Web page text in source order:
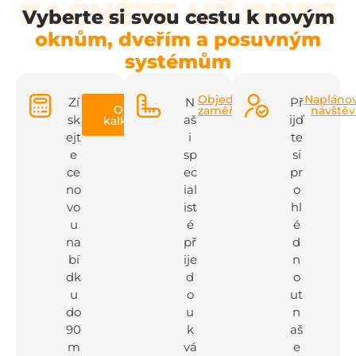
ZAČNĚTE UŽ DNES
Vyberte si svou cestu k novým
oknům, dveřím a posuvným
systémům
Zí
sk
ejt
e
ce
no
vo
u
na
bí
dk
u
do
90
m
Online
kalkulačka
N
aš
i
sp
ec
ial
ist
é
př
ije
d
o
u
k
vá
Objednat
zaměření
Př
ijď
te
si
pr
o
hl
é
d
n
o
ut
n
aš
e